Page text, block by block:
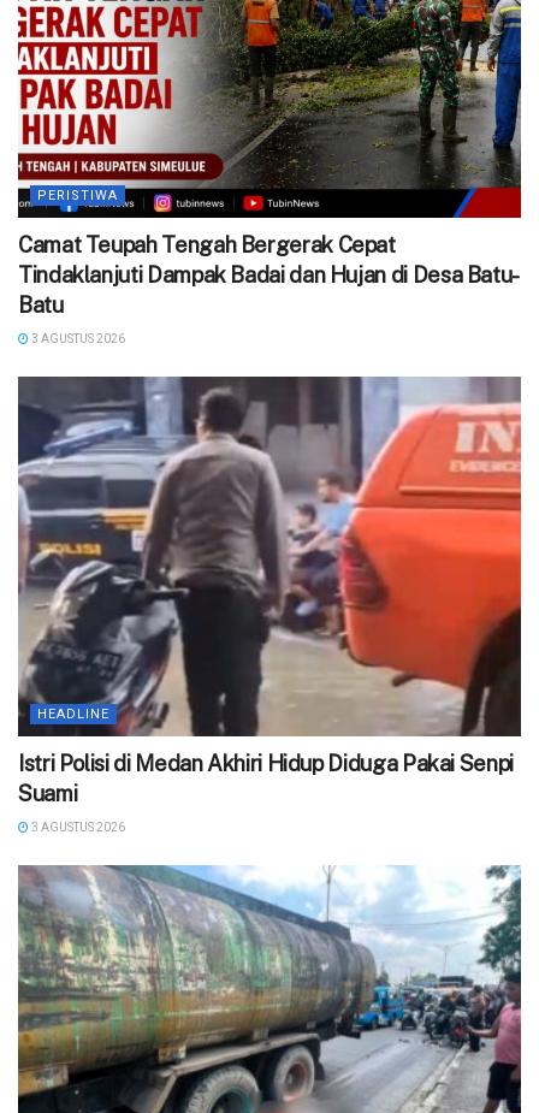
PERISTIWA
Camat Teupah Tengah Bergerak Cepat
Tindaklanjuti Dampak Badai dan Hujan di Desa Batu-
Batu
3 AGUSTUS 2026
HEADLINE
‎Istri Polisi di Medan Akhiri Hidup Diduga Pakai Senpi
Suami
3 AGUSTUS 2026